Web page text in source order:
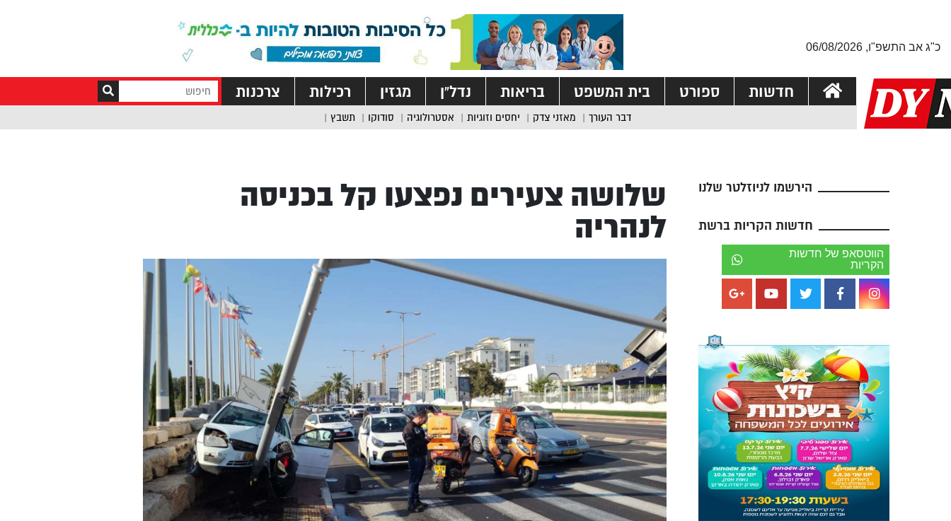
כ"ג אב התשפ"ו, 06/08/2026
חדשות ספורט בית המשפט בריאות נדל”ן מגזין רכילות צרכנות
דבר העורך מאזני צדק יחסים וזוגיות אסטרולוגיה סודוקו תשבץ
הירשמו לניוזלטר שלנו
חדשות הקריות ברשת
הווטסאפ של חדשות
הקריות
שלושה צעירים נפצעו קל בכניסה
לנהריה